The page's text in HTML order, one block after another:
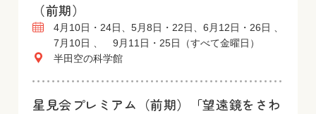
（前期）
4月10日・24日、5月8日・22日、6月12日・26日 、
7月10日 、 9月11日・25日（すべて金曜日）
半田空の科学館
星見会プレミアム（前期）「望遠鏡をさわ